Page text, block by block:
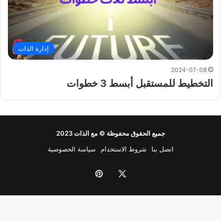
إدارة الذات
2024-07-08
التخطيط للمستقبل أبسط 3 خطوات
جميع الحقوق محفوظة © مع الذات2023
اتصل بنا
شروط الاستخدام سياسة الخصوصية